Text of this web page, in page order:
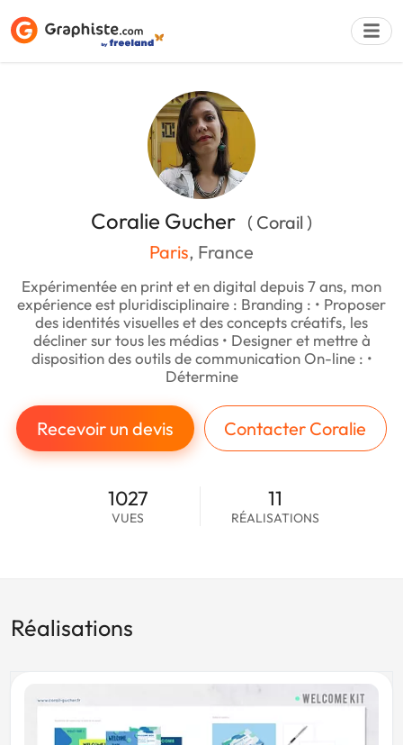
Coralie Gucher ( Corail )
Paris, France
Expérimentée en print et en digital depuis 7 ans, mon
expérience est pluridisciplinaire : Branding : • Proposer
des identités visuelles et des concepts créatifs, les
décliner sur tous les médias • Designer et mettre à
disposition des outils de communication On-line : •
Détermine
Recevoir un devis Contacter Coralie
1027
VUES
11
RÉALISATIONS
Réalisations